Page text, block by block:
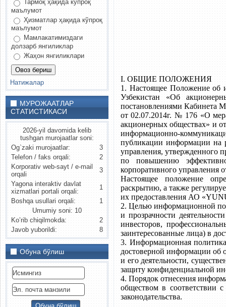
Тармоқ ҳақида кўпроқ
маълумот
Ҳизматлар ҳақида кўпроқ
маълумот
Мамлакатимиздаги
долзарб янгиликлар
Жаҳон янгиликлари
Натижалар
МУРОЖААТЛАР
СТАТИСТИКАСИ
2026-yil davomida kelib
tushgan murojaatlar soni:
Og`zaki murojaatlar:
3
Telefon / faks orqali:
2
Korporativ web-sayt / e-mail
orqali
3
Yagona interaktiv davlat
xizmatlari portali orqali:
1
Boshqa usullari orqali:
1
Umumiy soni: 10
Ko’rib chiqilmokda:
2
Javob yuborildi:
8
Обуна бўлиш
I. ОБЩИЕ ПОЛОЖЕНИЯ
1. Настоящее Положение об
Узбекистан «Об
постановлениями Кабинета
от 02.07.2014г. № 176 «О
акционерных обществах» и
информационно-
публикации информации на
управления, утвержденного
по повышению
корпоративного управления
Настоящее положение
раскрытию, а также
их предоставления АО
2. Целью информационной
и прозрачности
инвесторов,
заинтересованные лица) в
3. Информационная
достоверной информации об
и его деятельности,
защиту конфиденциальной
4. Порядок отнесения
обществом в соответствии
законодательства.